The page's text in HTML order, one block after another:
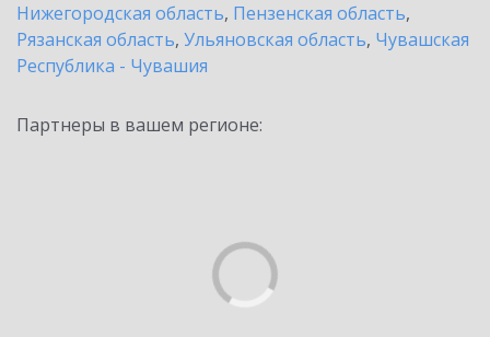
Нижегородская область, Пензенская область,
Рязанская область, Ульяновская область, Чувашская
Республика - Чувашия
Партнеры в вашем регионе: